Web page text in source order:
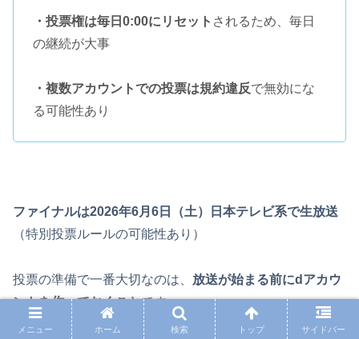
・投票権は毎日0:00にリセット されるため、毎日
の継続が大事
・複数アカウントでの投票は規約違反で無効にな
る可能性あり
ファイナルは2026年6月6日（土）日本テレビ系で生放送
（特別投票ルールの可能性あり）
投票の準備で一番大切なのは、 放送が始まる前にdアカウ
ントを作っておくことです。
メニュー ホーム 検索 トップ サイドバー